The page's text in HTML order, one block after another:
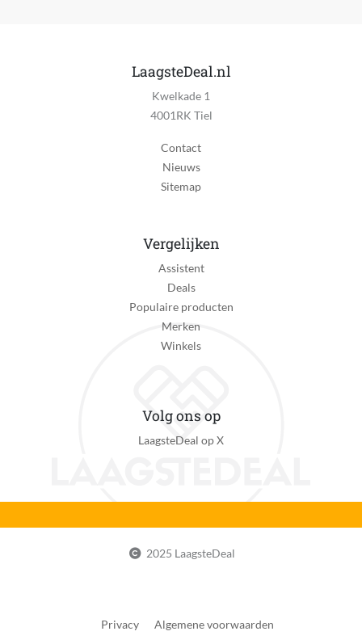
LaagsteDeal.nl
Kwelkade 1
4001RK Tiel
Contact
Nieuws
Sitemap
Vergelijken
Assistent
Deals
Populaire producten
Merken
Winkels
Volg ons op
LaagsteDeal op X
2025 LaagsteDeal
Privacy Algemene voorwaarden